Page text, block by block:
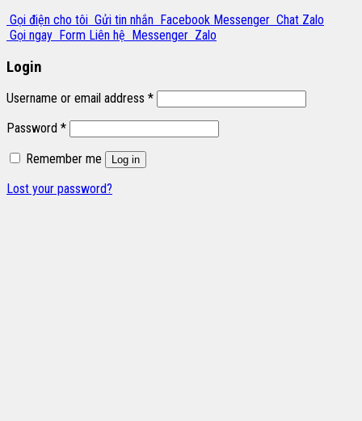
Gọi điện cho tôi Gửi tin nhắn Facebook Messenger Chat Zalo
Gọi ngay Form Liên hệ Messenger Zalo
Login
Username or email address *
Password *
Remember me
Log in
Lost your password?